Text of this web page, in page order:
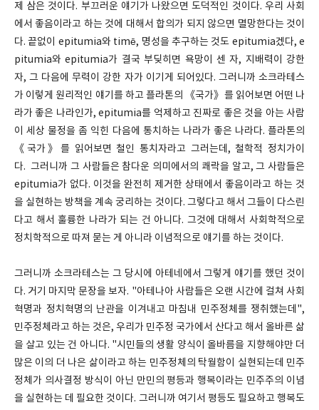
제 삼은 것이다. 부끄러운 얘기가 나왔으면 도덕적인 것이다. 우리 사회
에서 좋음이라고 하는 것에 대해서 합의가 되지 않으면 멸망한다는 것이
다. 끝없이 epitumia와 timē, 명성을 추구하는 것도 epitumia겠다, e
pitumia와 epitumia가 결국 부딪히면 욕망이 센 자, 지배력이 강한
자, 그 다음에 무력이 강한 자가 이기게 되어있다. 그러니까 소크라테스
가 이렇게 원리적인 얘기를 하고 플라톤의 《국가》를 읽어보면 어떤 나
라가 좋은 나라인가, epitumia를 억제하고 진짜로 좋은 것을 아는 사람
이 세상 물정을 좀 익힌 다음에 통치하는 나라가 좋은 나라다. 플라톤의
《국가》를 읽어보면 철인 통치자라고 그러는데, 철학적 정치가이
다. 그러니까 그 사람들은 참다운 의미에서의 쾌락을 알고, 그 사람들은
epitumia가 없다. 이것을 완전히 제거한 상태에서 좋음이라고 하는 것
을 실현하는 방책을 계속 궁리하는 것이다. 그렇다고 해서 그들이 다스린
다고 해서 훌륭한 나라가 되는 건 아니다. 그것에 대해서 사회학적으로
정치학적으로 따져 묻는 게 아니라 이념적으로 얘기를 하는 것이다.
그러니까 소크라테스는 그 당시에 아테네에서 그렇게 얘기를 했던 것이
다. 거기 마지막 문장을 보자. "아테나아 사람들은 오랜 시간에 걸쳐 사회
혁명과 정치혁명의 난관을 이겨내고 마침내 민주정체를 쟁취했는데",
민주정체라고 하는 것은, 우리가 민주정 국가에서 산다고 해서 올바른 삶
을 살고 있는 건 아니다. "시민들의 생활 양식이 올바름을 지향해야만 더
많은 이의 더 나은 삶이라고 하는 민주정체의 탁월함이 실현되는데 민주
정체가 의사결정 방식이 아닌 만민의 평등과 행복이라는 민주주의 이념
을 실현하는 데 필요한 것이다. 그러니까 여기서 평등도 필요하고 행복도